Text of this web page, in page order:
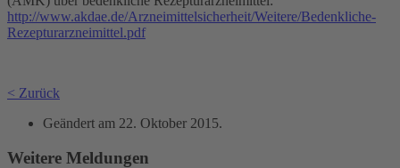
http://www.akdae.de/Arzneimittelsicherheit/Weitere/Bedenkliche-
Rezepturarzneimittel.pdf
< Zurück
Geändert am 22. Oktober 2015.
Weitere Meldungen